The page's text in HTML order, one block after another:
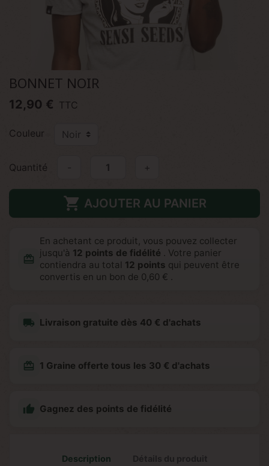
BONNET NOIR
12,90 € TTC
Couleur
Quantité +
 AJOUTER AU PANIER
redeem
En achetant ce produit, vous pouvez collecter
jusqu'à 12 points de fidélité . Votre panier
contiendra au total 12 points qui peuvent être
convertis en un bon de 0,60 € .
local_shipping Livraison gratuite dès 40 € d'achats
redeem 1 Graine offerte tous les 30 € d'achats
 Gagnez des points de fidélité
Description